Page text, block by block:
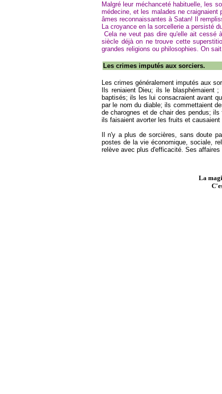
Malgré leur méchanceté habituelle, les
médecine, et les malades ne craignaient
âmes reconnaissantes à Satan! Il
La croyance en la sorcellerie a persisté
Cela ne veut pas dire qu'elle ait cessé
siècle déjà on ne trouve cette
grandes religions ou philosophies. On
Les crimes imputés aux sorciers.
Les crimes généralement imputés aux
Ils reniaient Dieu; ils le
baptisés; ils les lui consacraient avant
par le nom du diable; ils commettaient
de charognes et de chair des pendus;
ils faisaient avorter les fruits et
Il n'y a plus de sorcières, sans doute
postes de la vie économique, sociale,
relève avec plus d'efficacité. Ses affaires
La